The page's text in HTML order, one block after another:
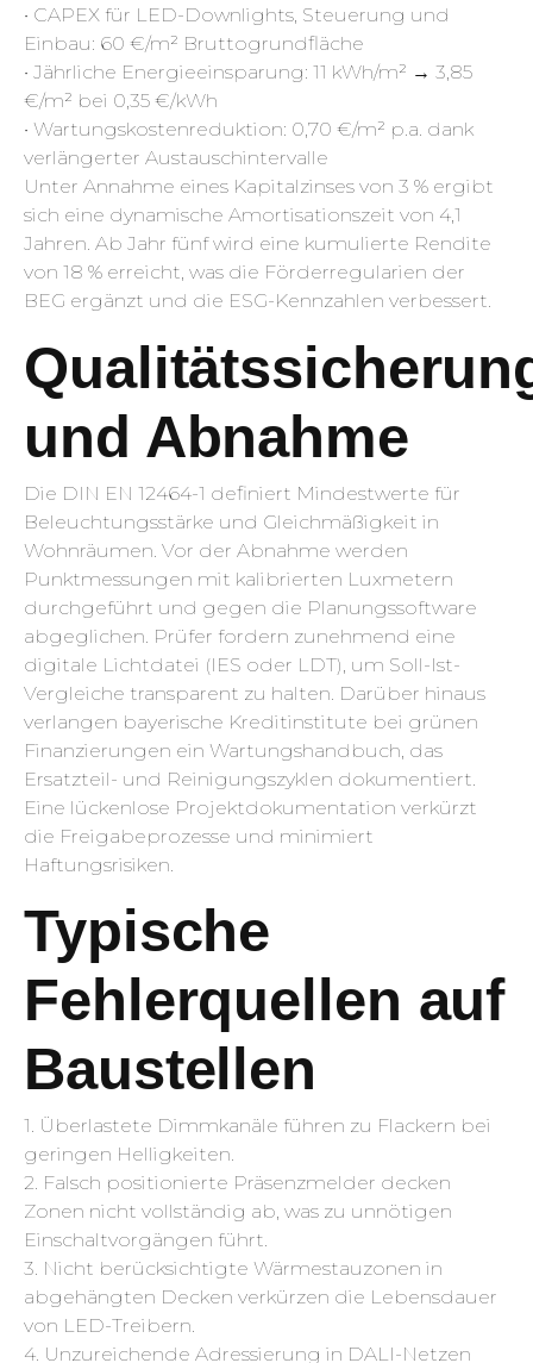
• CAPEX für LED-Downlights, Steuerung und
Einbau: 60 €/m² Bruttogrundfläche
• Jährliche Energieeinsparung: 11 kWh/m² → 3,85
€/m² bei 0,35 €/kWh
• Wartungskostenreduktion: 0,70 €/m² p.a. dank
verlängerter Austauschintervalle
Unter Annahme eines Kapitalzinses von 3 % ergibt
sich eine dynamische Amortisationszeit von 4,1
Jahren. Ab Jahr fünf wird eine kumulierte Rendite
von 18 % erreicht, was die Förderregularien der
BEG ergänzt und die ESG-Kennzahlen verbessert.
und Abnahme
Die DIN EN 12464-1 definiert Mindestwerte für
Beleuchtungsstärke und Gleichmäßigkeit in
Wohnräumen. Vor der Abnahme werden
Punktmessungen mit kalibrierten Luxmetern
durchgeführt und gegen die Planungssoftware
abgeglichen. Prüfer fordern zunehmend eine
digitale Lichtdatei (IES oder LDT), um Soll-Ist-
Vergleiche transparent zu halten. Darüber hinaus
verlangen bayerische Kreditinstitute bei grünen
Finanzierungen ein Wartungshandbuch, das
Ersatzteil- und Reinigungszyklen dokumentiert.
Eine lückenlose Projektdokumentation verkürzt
die Freigabeprozesse und minimiert
Haftungsrisiken.
Typische
Fehlerquellen auf
Baustellen
1. Überlastete Dimmkanäle führen zu Flackern bei
geringen Helligkeiten.
2. Falsch positionierte Präsenzmelder decken
Zonen nicht vollständig ab, was zu unnötigen
Einschaltvorgängen führt.
3. Nicht berücksichtigte Wärmestauzonen in
abgehängten Decken verkürzen die Lebensdauer
von LED-Treibern.
4. Unzureichende Adressierung in DALI-Netzen